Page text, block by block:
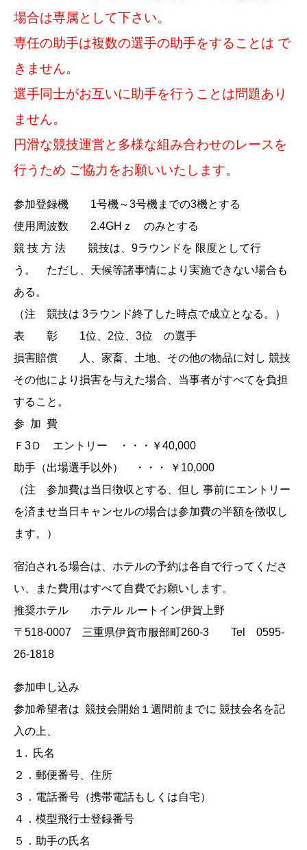
場合は専属として下さい。
専任の助手は複数の選手の助手をすることは で
きません。
選手同士がお互いに助手を行うことは問題あり
ません。
円滑な競技運営と多様な組み合わせのレースを
行うため ご協力をお願いいたします。
参加登録機 1号機～3号機までの3機とする
使用周波数 2.4GHｚ のみとする
競 技 方 法 競技は、9ラウンドを 限度として行
う。 ただし、天候等諸事情により実施できない場合も
ある。
（注 競技は 3ラウンド終了した時点で成立となる。）
表 彰 1位、2位、3位 の選手
損害賠償 人、家畜、土地、その他の物品に対し 競技
その他により損害を与えた場合、当事者がすべてを負担
すること。
参 加 費
Ｆ3Ｄ エントリー ・・・￥40,000
助手（出場選手以外） ・・・ ￥10,000
（注 参加費は当日徴収とする、但し 事前にエントリー
を済ませ当日キャンセルの場合は参加費の半額を徴収し
ます。）
宿泊される場合は、ホテルの予約は各自で行ってくださ
い、また費用はすべて自費でお願いします。
推奨ホテル ホテル ルートイン伊賀上野
〒518-0007 三重県伊賀市服部町260-3 Tel 0595-
26-1818
参加申し込み
参加希望者は 競技会開始１週間前までに 競技会名を記
入の上、
１. 氏名
２．郵便番号、住所
３．電話番号（携帯電話もしくは自宅）
４．模型飛行士登録番号
５．助手の氏名